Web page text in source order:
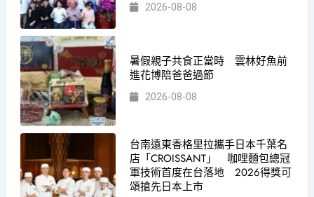
2026-08-08
暑假親子共食正當時 雲林好魚前
進花博陪爸爸過節
2026-08-08
台南遠東香格里拉攜手日本千葉名
店「CROISSANT」 咖哩麵包總冠
軍技術首度在台落地 2026得獎可
頌搶先日本上市